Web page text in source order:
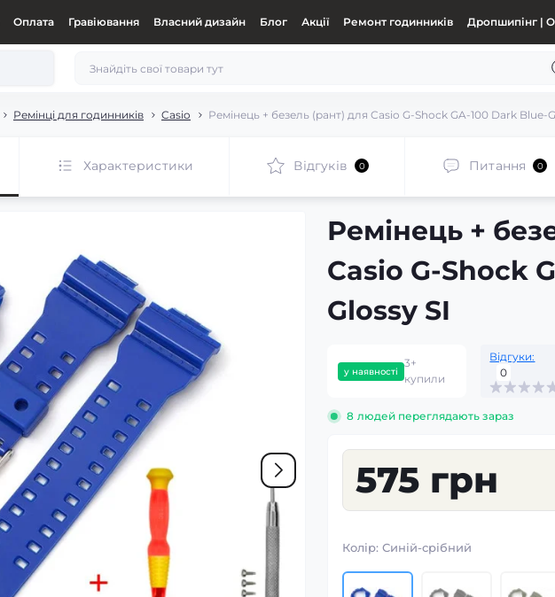
Оплата Гравіювання Власний дизайн Блог Акції Ремонт годинників Дропшипінг |
Ремінці для годинників Casio Ремінець + безель (рант) для Casio G-Shock GA-100 Dark Blue-
Характеристики Відгуків 0 Питання 0
Ремінець +
Casio G-Shock
Glossy SI
у наявності
3+
купили
Відгуки:
0
8 людей переглядають зараз
575 грн
Колір: Синій-срібний